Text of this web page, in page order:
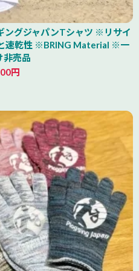
ングジャパンTシャツ ※リサイ
速乾性 ※BRING Material ※一
非売品
円